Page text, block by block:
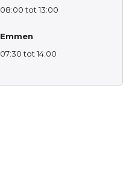
08:00 tot 13:00
Emmen
07:30 tot 14:00